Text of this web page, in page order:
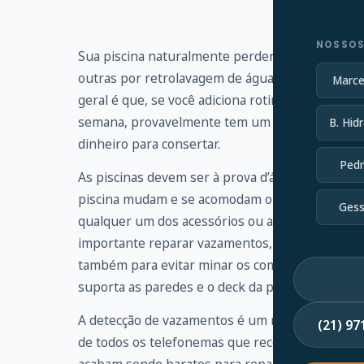
B.
(21)
Sua piscina naturalmente perderá um pouco
outras por retrolavagem de águas residuais.
geral é que, se você adiciona rotineiramente
semana, provavelmente tem um vazamento
dinheiro para consertar.
As piscinas devem ser à prova d’água, mas os
piscina mudam e se acomodam ou
qualquer um dos acessórios ou acessórios,
importante reparar vazamentos, não apenas
também para evitar minar os componentes
suporta as paredes e o deck da piscina.
A detecção de vazamentos é um ramo
de todos os telefonemas que recebo de